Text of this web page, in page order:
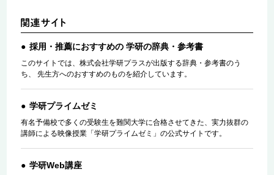
採用・推薦におすすめの 学研の辞典・参考書
このサイトでは、株式会社学研プラスが出版する辞典・参考書のう
ち、 先生方へのおすすめのものを紹介しています。
学研プライムゼミ
有名予備校で多くの受験生を難関大学に合格させてきた、実力抜群の
講師による映像授業「学研プライムゼミ」の公式サイトです。
学研Web講座